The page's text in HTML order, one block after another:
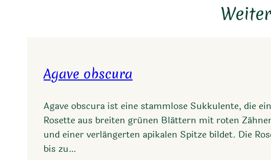
Agave obscura
Agave obscura ist eine stammlose Sukkulente, die
Rosette aus breiten grünen Blättern mit roten
und einer verlängerten apikalen Spitze bildet. Die
bis zu…